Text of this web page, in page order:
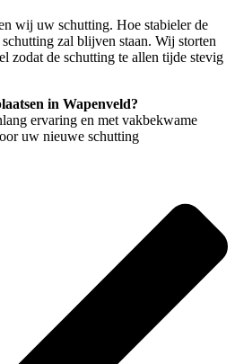
wij uw schutting. Hoe stabieler de
zal blijven staan. Wij storten
zodat de schutting te allen tijde stevig
in Wapenveld?
ervaring en met vakbekwame
uw nieuwe schutting